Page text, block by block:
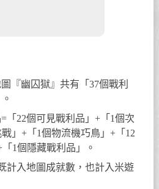
『幽囚獄』共有「37個戰利
=「22個可見戰利品」+「1個次
」+「1個物流機巧鳥」+「12
「1個隱藏戰利品」。
計入地圖成就數，也計入米遊